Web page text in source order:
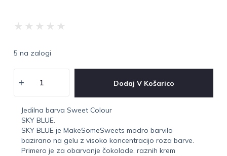
★ ★ ★ ★ ★
5 na zalogi
Dodaj V Košarico
Jedilna barva Sweet Colour
SKY BLUE.
SKY BLUE je MakeSomeSweets modro barvilo
bazirano na gelu z visoko koncentracijo roza barve.
Primero je za obarvanje čokolade, raznih krem